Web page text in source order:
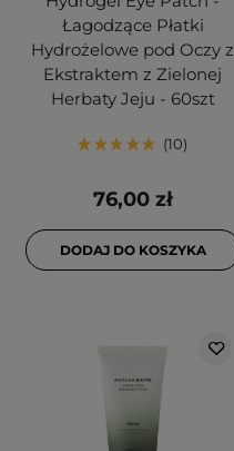
Łagodzące Płatki
Hydrożelowe pod Oczy z
Ekstraktem z Zielonej
Herbaty Jeju - 60szt
10
76,00 zł
DODAJ DO KOSZYKA